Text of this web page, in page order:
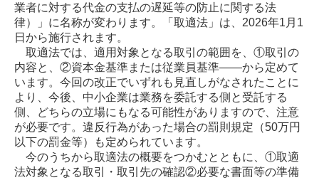
業者に対する代金の支払の遅延等の防止に関する法
律）」に名称が変わります。「取適法」は、2026年1月1
日から施行されます。
取適法では、適用対象となる取引の範囲を、①取引の
内容と、②資本金基準または従業員基準――から定めて
います。今回の改正でいずれも見直しがなされたことに
より、今後、中小企業は業務を委託する側と受託する
側、どちらの立場にもなる可能性がありますので、注意
が必要です。違反行為があった場合の罰則規定（50万円
以下の罰金等）も定められています。
今のうちから取適法の概要をつかむとともに、①取適
法対象となる取引・取引先の確認②必要な書面等の準備